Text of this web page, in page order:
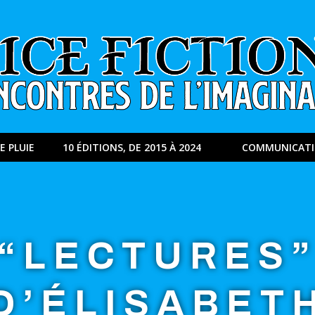
PLUIE 10 ÉDITIONS, DE 2015 À 2024